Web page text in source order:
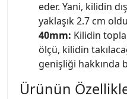
eder. Yani, kilidin
yaklaşık 2.7 cm
40mm: Kilidin
ölçü, kilidin
genişliği hakkında
Ürünün